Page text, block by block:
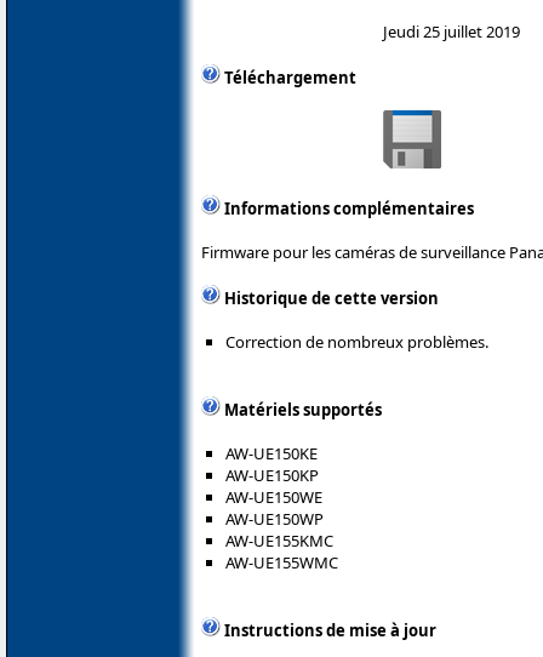
Jeudi 25 juillet 2019
Téléchargement
Informations complémentaires
Firmware pour les caméras de surveillance
Historique de cette version
Correction de nombreux problèmes.
Matériels supportés
AW-UE150KE
AW-UE150KP
AW-UE150WE
AW-UE150WP
AW-UE155KMC
AW-UE155WMC
Instructions de mise à jour